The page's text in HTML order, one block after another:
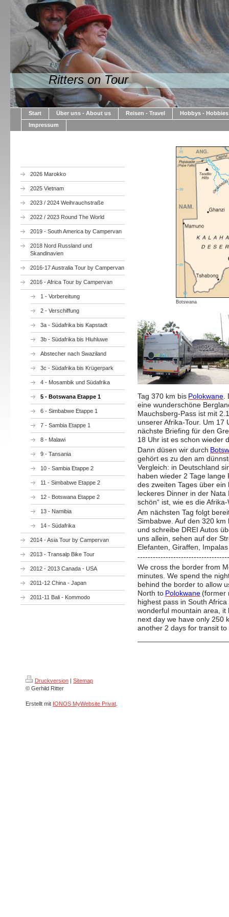
Ritters on Tour
Start Über uns - About us Reisen - Travel
Hobbys - Hobbies
Impressum
2026 Marokko
2025 Vietnam
2023 / 2024 Weihrauchstraße
2022 / 2023 Round The World
2019 - South America by Campervan
2018 Nord Russland und
Skandinavien
2016-17 Australia Tour by Campervan
2016 - Africa Tour by Campervan
1 - Vorbereitung
2 - Verschiffung
3a - Südafrika bis Kapstadt
3b - Südafrika bis Hluhluwe
Abstecher nach Swaziland
3c - Südafrika bis Krügerpark
4 - Mosambik und Südafrika
5 - Botswana Etappe 1
6 - Simbabwe Etappe 1
7 - Sambia Etappe 1
8 - Malawi
9 - Tansania
10 - Sambia Etappe 2
11 - Simbabwe Etappe 2
12 - Botswana Etappe 2
13 - Namibia
14 - Südafrika
2014 - Asia Tour by Campervan
2013 - Transalp Bike Tour
2012 - 2013 Canada - USA
2011-12 China - Japan
2011-11 Bali - Kommodo
Botswana
Tag 370 km bis Polokwane.
eine wunderschöne
Mauchsberg-Pass ist mit
unserer Afrika-Tour. Um 17
nächste Briefing für den
18 Uhr ist es schon wieder
Dann düsen wir durch
gehört es zu den am
Vergleich: in Deutschland
haben wieder 2 Tage
des zweiten Tages über
leckeres Dinner in der Nata
schön“ ist, wie es die
Am nächsten Tag folgt
Simbabwe. Auf den 320
und schreibe DREI Autos
uns allein, sehen auf der
Elefanten, Giraffen,
We cross the border from
minutes. We spend the
behind the border to allow
North to Polokwane (former
highest pass in South
wonderful mountain area, it
next day we have only 250
another 2 days for transit to
Druckversion | Sitemap
© Gerhild Ritter
Erstellt mit IONOS MyWebsite Privat